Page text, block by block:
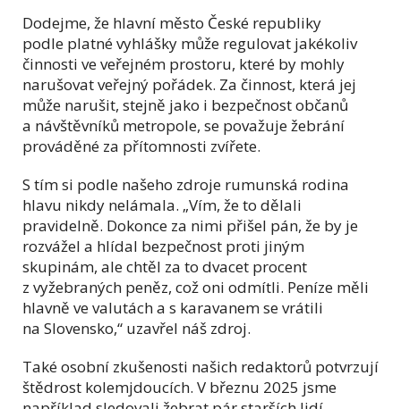
Dodejme, že hlavní město České republiky
podle platné vyhlášky může regulovat jakékoliv
činnosti ve veřejném prostoru, které by mohly
narušovat veřejný pořádek. Za činnost, která jej
může narušit, stejně jako i bezpečnost občanů
a návštěvníků metropole, se považuje žebrání
prováděné za přítomnosti zvířete.
S tím si podle našeho zdroje rumunská rodina
hlavu nikdy nelámala. „Vím, že to dělali
pravidelně. Dokonce za nimi přišel pán, že by je
rozvážel a hlídal bezpečnost proti jiným
skupinám, ale chtěl za to dvacet procent
z vyžebraných peněz, což oni odmítli. Peníze měli
hlavně ve valutách a s karavanem se vrátili
na Slovensko,“ uzavřel náš zdroj.
Také osobní zkušenosti našich redaktorů potvrzují
štědrost kolemjdoucích. V březnu 2025 jsme